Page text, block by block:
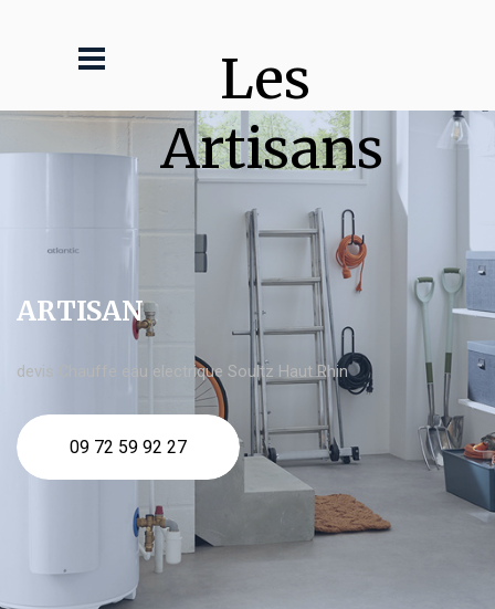
Les
Artisans
ARTISAN
devis Chauffe eau electrique Soultz Haut Rhin
09 72 59 92 27